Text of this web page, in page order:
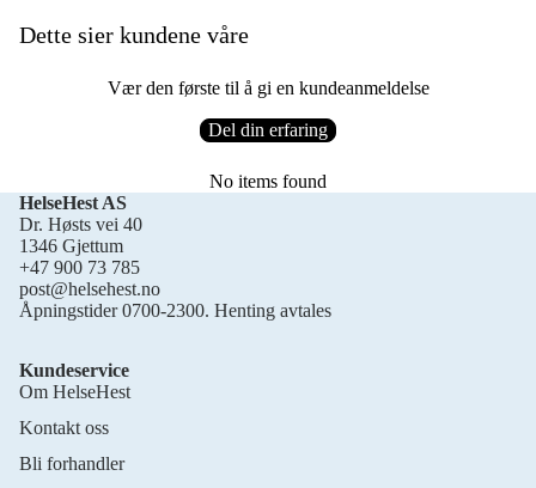
Dette sier kundene våre
Vær den første til å gi en kundeanmeldelse
Del din erfaring
No items found
HelseHest AS
Dr. Høsts vei 40
1346 Gjettum
+47 900 73 785
post@helsehest.no
Åpningstider 0700-2300. Henting avtales
Kundeservice
Om HelseHest
Kontakt oss
Bli forhandler